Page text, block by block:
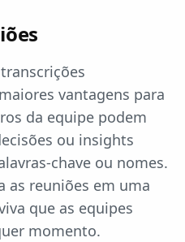
vantagens para
da equipe podem
ou insights
chave ou nomes.
as reuniões em uma
que as equipes
momento.